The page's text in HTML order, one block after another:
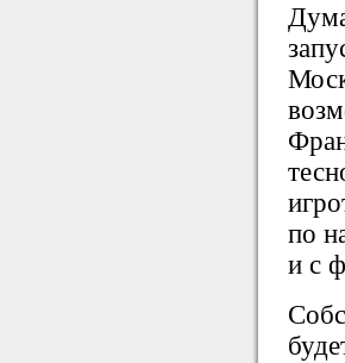
по
и с